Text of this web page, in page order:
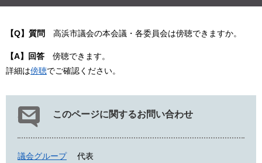
【Q】質問 高浜市議会の本会議・各委員会は傍聴できますか。
【A】回答 傍聴できます。
詳細は傍聴でご確認ください。
このページに関するお問い合わせ
議会グループ
代表